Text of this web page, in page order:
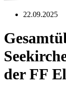
22.09.2025
der FF